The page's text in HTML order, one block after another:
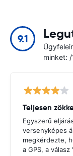
9.1
minket:
Egyszerű
versenyképes
megkérdezte,
a GPS, a